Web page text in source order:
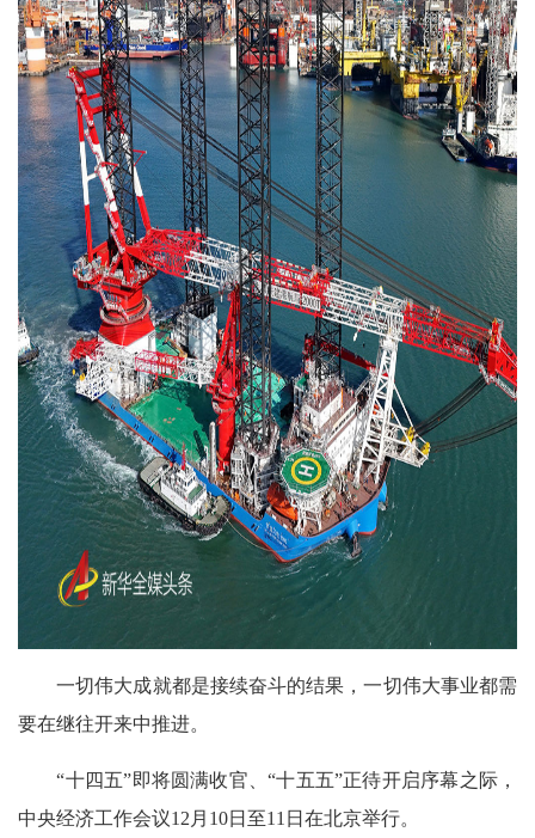
一切伟大成就都是接续奋斗的结果，一切伟大事业都需
要在继往开来中推进。
“十四五”即将圆满收官、“十五五”正待开启序幕之际，
中央经济工作会议12月10日至11日在北京举行。